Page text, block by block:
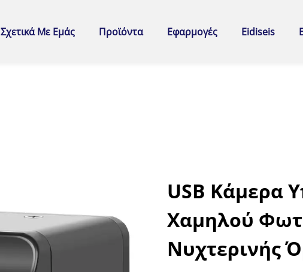
Σχετικά Με Εμάς Προϊόντα Εφαρμογές Eidiseis
USB Κάμερα
Χαμηλού
Νυχτερινής